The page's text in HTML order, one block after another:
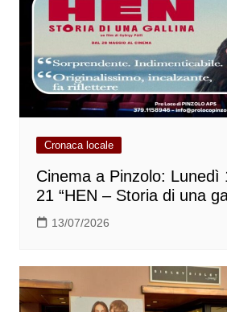
Cronaca locale
Cinema a Pinzolo: Lunedì
21 “HEN – Storia di una
13/07/2026